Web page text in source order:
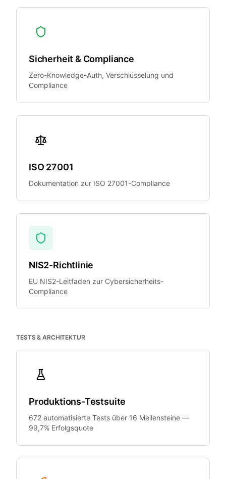
Sicherheit & Compliance
Zero-Knowledge-Auth, Verschlüsselung und
Compliance
ISO 27001
Dokumentation zur ISO 27001-Compliance
NIS2-Richtlinie
EU NIS2-Leitfaden zur Cybersicherheits-
Compliance
TESTS & ARCHITEKTUR
Produktions-Testsuite
672 automatisierte Tests über 16 Meilensteine —
99,7% Erfolgsquote